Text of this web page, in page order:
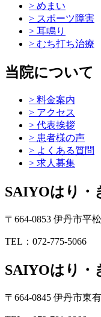
> めまい
> スポーツ障害
> 耳鳴り
> むち打ち治療
当院について
> 料金案内
> アクセス
> 代表挨拶
> 患者様の声
> よくある質問
> 求人募集
SAIYOはり・
〒664-0853 伊丹市平
TEL：072-775-5066
SAIYOはり・
〒664-0845 伊丹市東